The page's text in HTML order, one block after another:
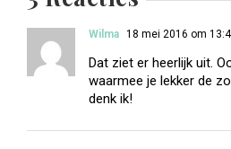
Wilma 18 mei 2016 om
Dat ziet er heerlijk uit.
waarmee je lekker de
denk ik!